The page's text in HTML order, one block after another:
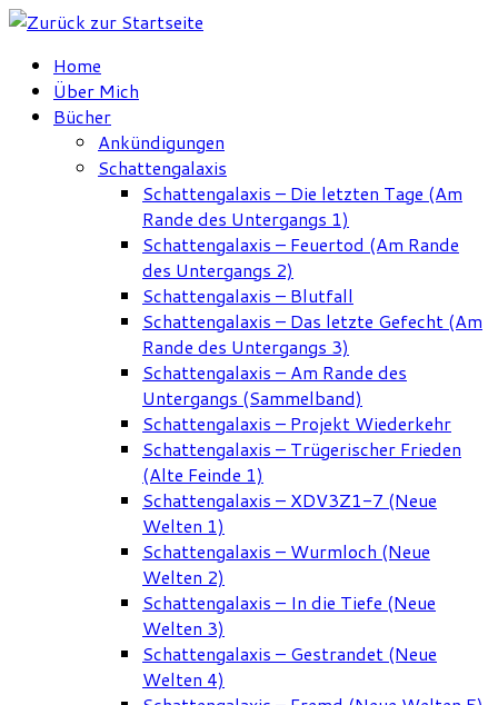
Zum
springenHome
Über Mich
Bücher
Ankündigungen
Schattengalaxis
Schattengalaxis – Die letzten Tage (Am
Rande des Untergangs 1)
Schattengalaxis – Feuertod (Am Rande
des Untergangs 2)
Schattengalaxis – Blutfall
Schattengalaxis – Das letzte Gefecht (Am
Rande des Untergangs 3)
Schattengalaxis – Am Rande des
Untergangs (Sammelband)
Schattengalaxis – Projekt Wiederkehr
Schattengalaxis – Trügerischer Frieden
(Alte Feinde 1)
Schattengalaxis – XDV3Z1-7 (Neue
Welten 1)
Schattengalaxis – Wurmloch (Neue
Welten 2)
Schattengalaxis – In die Tiefe (Neue
Welten 3)
Schattengalaxis – Gestrandet (Neue
Welten 4)